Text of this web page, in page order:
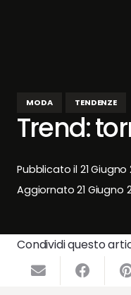
MODA TENDENZE
Trend:
Pubblicato il 21 Giugno
Aggiornato21 Giugno
Condividi questo